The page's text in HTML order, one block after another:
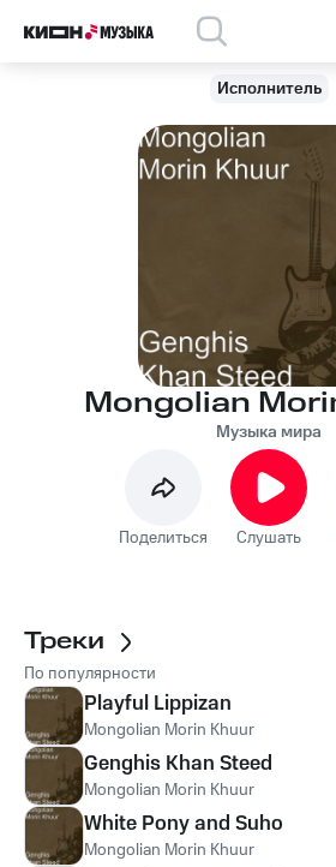
Исполнитель
Mongolian
Музыка мира
Поделиться Слушать
Треки
По популярности
Playful Lippizan
Mongolian Morin Khuur
Genghis Khan Steed
Mongolian Morin Khuur
White Pony and Suho
Mongolian Morin Khuur